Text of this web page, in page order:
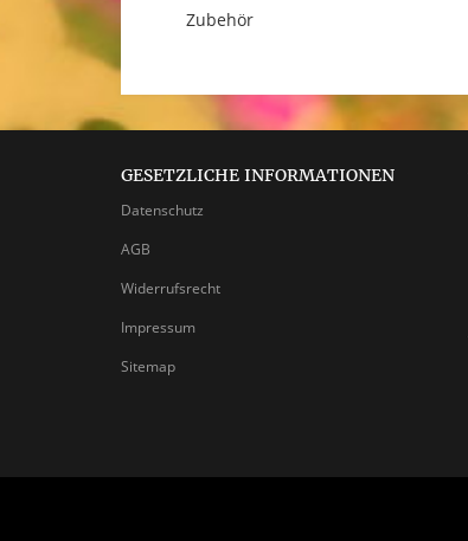
Zubehör
GESETZLICHE INFORMATIONEN
Datenschutz
AGB
Widerrufsrecht
Impressum
Sitemap